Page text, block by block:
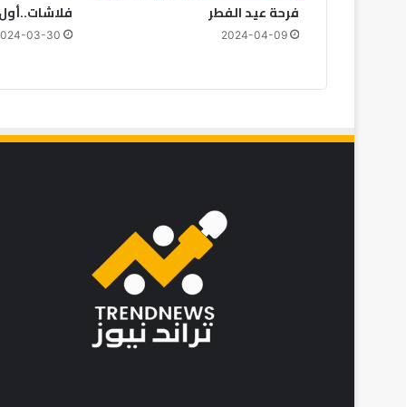
فرحة عيد الفطر
2024-04-09
03-30